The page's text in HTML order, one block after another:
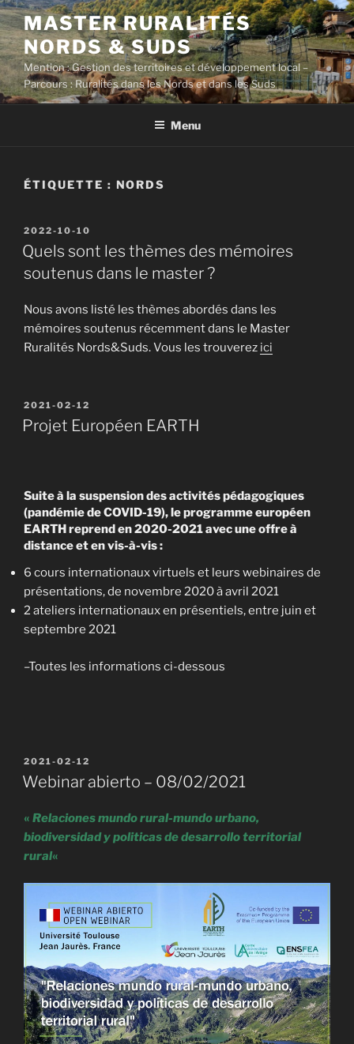
Aller
au
contenu
principal
MASTER RURALITÉS
NORDS & SUDS
Mention : Gestion des territoires et développement local –
Parcours : Ruralités dans les Nords et dans les Suds
Menu
ÉTIQUETTE : NORDS
PUBLIÉ
LE
2022-10-10
Quels sont les thèmes des mémoires
soutenus dans le master ?
Nous avons listé les thèmes abordés dans les
mémoires soutenus récemment dans le Master
Ruralités Nords&Suds. Vous les trouverez ici
PUBLIÉ
LE
2021-02-12
Projet Européen EARTH
Suite à la suspension des activités pédagogiques
(pandémie de COVID-19), le programme européen
EARTH reprend en 2020-2021 avec une offre à
distance et en vis-à-vis :
6 cours internationaux virtuels et leurs webinaires de
présentations, de novembre 2020 à avril 2021
2 ateliers internationaux en présentiels, entre juin et
septembre 2021
–Toutes les informations ci-dessous
PUBLIÉ
LE
2021-02-12
Webinar abierto – 08/02/2021
« Relaciones mundo rural-mundo urbano,
biodiversidad y politicas de desarrollo territorial
rural«